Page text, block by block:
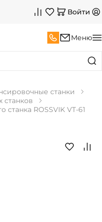
Войти
Меню
станки
станков
станка ROSSVIK VT-61